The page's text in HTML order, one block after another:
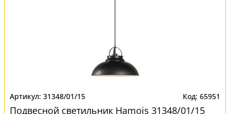
31348/01/15 65951
Подвесной светильник Hamois 31348/01/15